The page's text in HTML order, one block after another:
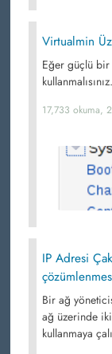
Virtualmin
Eğer güçlü bir
kullanmalısınız.
17,733 okuma,
IP Adresi
Bir ağ
ağ üzerinde
kullanmaya